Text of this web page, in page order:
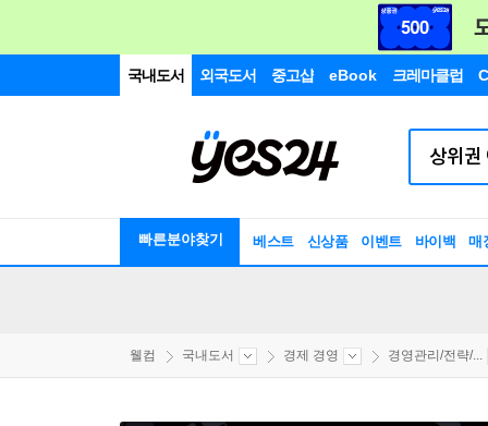
국내도서 외국도서 중고샵 eBook 크레마클럽
빠른분야찾기 베스트 신상품 이벤트 바이백 매
웰컴 국내도서 경제 경영 경영관리/전략/...